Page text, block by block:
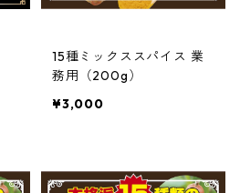
15種ミックススパイス 業
務用（200g）
¥3,000